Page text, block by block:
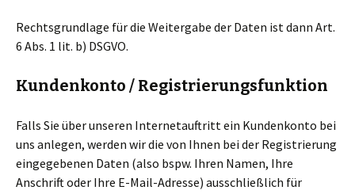
Rechtsgrundlage für die Weitergabe der Daten ist dann Art.
6 Abs. 1 lit. b) DSGVO.
Kundenkonto / Registrierungsfunktion
Falls Sie über unseren Internetauftritt ein Kundenkonto bei
uns anlegen, werden wir die von Ihnen bei der Registrierung
eingegebenen Daten (also bspw. Ihren Namen, Ihre
Anschrift oder Ihre E-Mail-Adresse) ausschließlich für